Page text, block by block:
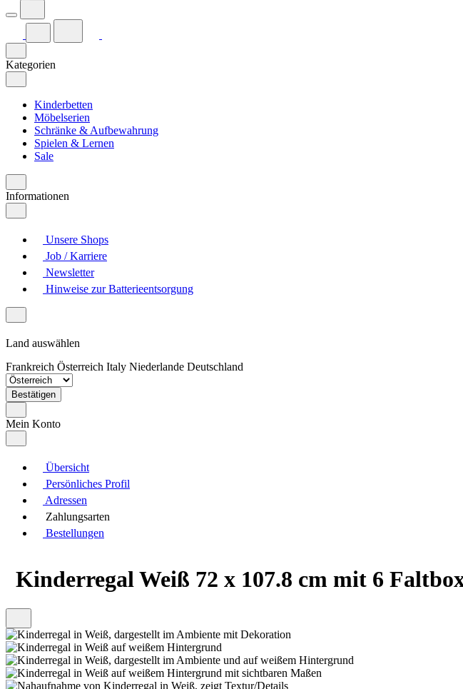
Kategorien
Kinderbetten
Möbelserien
Schränke & Aufbewahrung
Spielen & Lernen
Sale
Informationen
Unsere Shops
Job / Karriere
Newsletter
Hinweise zur Batterieentsorgung
Land auswählen
Frankreich Österreich Italy Niederlande Deutschland
Bestätigen
Mein Konto
Übersicht
Persönliches Profil
Adressen
Zahlungsarten
Bestellungen
Kinderregal Weiß 72 x 107.8 cm mit 6